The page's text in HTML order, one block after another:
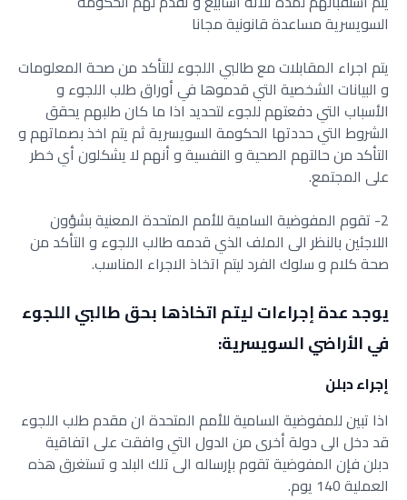
السويسرية مساعدة قانونية مجانا
يتم اجراء المقابلات مع طالبي اللجوء للتأكد من صحة المعلومات
و ‏البيانات الشخصية التي قدموها في أوراق طلب اللجوء و
الأسباب التي ‏دفعتهم للجوء لتحديد اذا ما كان طلبهم يحقق
الشروط التي حددتها ‏الحكومة السويسرية ثم يتم اخذ بصماتهم و
التأكد من حالتهم الصحية و ‏النفسية و أنهم لا يشكلون أي خطر
على المجتمع.
تقوم المفوضية السامية للأمم المتحدة المعنية بشؤون
اللاجئين ‏بالنظر الى الملف الذي قدمه طالب اللجوء و التأكد من
صحة كلام ‏و سلوك الفرد ليتم اتخاذ الاجراء المناسب.
يوجد عدة إجراءات ليتم اتخاذها بحق طالبي اللجوء
في الأراضي ‏السويسرية:
‏إجراء دبلن
اذا تبين للمفوضية السامية للأمم المتحدة ان مقدم طلب اللجوء
قد دخل ‏الى دولة أخرى من الدول التي وافقت على اتفاقية
دبلن فإن المفوضية ‏تقوم بإرساله الى تلك البلد و تستغرق هذه
العملية 140 يوم.